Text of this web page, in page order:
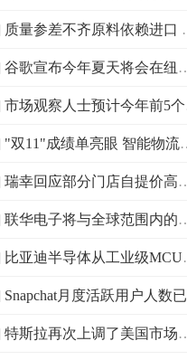
质量参差不齐原料依赖进口 化妆品行业难题怎么破？
谷歌宣布今年夏天将会在纽约开设第一家实体零售商店Googl
市场观察人士预计今年前5个月国内5G手机将出货超过1亿部
"双11"成绩单亮眼 智能物流骨干网还要面临更大的考验
瑞幸回应部分门店自提价高于外送：可能不是同一门店
联华电子将与全球范围内的多家客户携手 扩充12A厂产能
比亚迪半导体从工业级MCU跨越延伸到车规级MCU
Snapchat月度活跃用户人数已达5亿人 达到新里程碑
特斯拉再次上调了美国市场三款电动汽车的售价